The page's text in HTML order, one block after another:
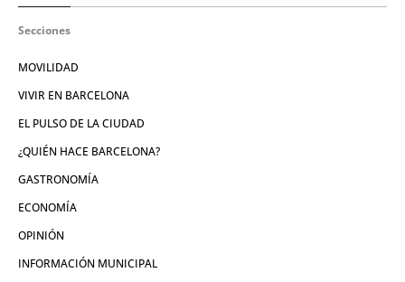
Secciones
MOVILIDAD
VIVIR EN BARCELONA
EL PULSO DE LA CIUDAD
¿QUIÉN HACE BARCELONA?
GASTRONOMÍA
ECONOMÍA
OPINIÓN
INFORMACIÓN MUNICIPAL